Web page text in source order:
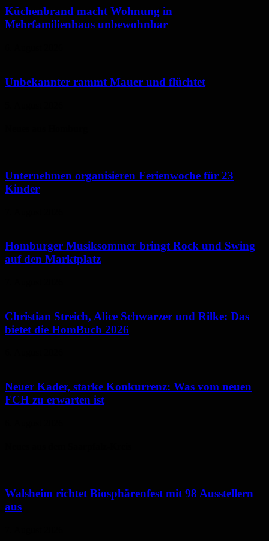
Küchenbrand macht Wohnung in
Mehrfamilienhaus unbewohnbar
Unbekannter rammt Mauer und flüchtet
Unternehmen organisieren Ferienwoche für 23
Kinder
Homburger Musiksommer bringt Rock und Swing
auf den Marktplatz
Christian Streich, Alice Schwarzer und Rilke: Das
bietet die HomBuch 2026
Neuer Kader, starke Konkurrenz: Was vom neuen
FCH zu erwarten ist
Walsheim richtet Biosphärenfest mit 98 Ausstellern
aus